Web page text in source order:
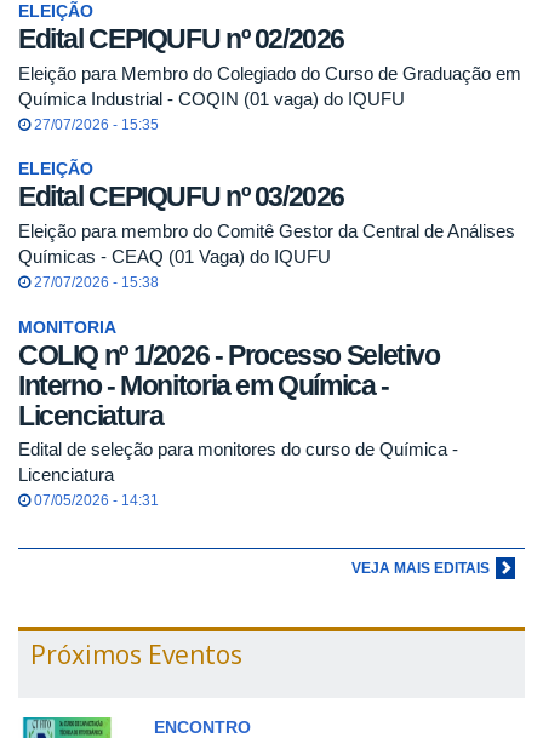
ELEIÇÃO
Edital CEPIQUFU nº 02/2026
Eleição para Membro do Colegiado do Curso de Graduação em
Química Industrial - COQIN (01 vaga) do IQUFU
27/07/2026 - 15:35
ELEIÇÃO
Edital CEPIQUFU nº 03/2026
Eleição para membro do Comitê Gestor da Central de Análises
Químicas - CEAQ (01 Vaga) do IQUFU
27/07/2026 - 15:38
MONITORIA
COLIQ nº 1/2026 - Processo Seletivo
Interno - Monitoria em Química -
Licenciatura
Edital de seleção para monitores do curso de Química -
Licenciatura
07/05/2026 - 14:31
VEJA MAIS EDITAIS
Próximos Eventos
ENCONTRO